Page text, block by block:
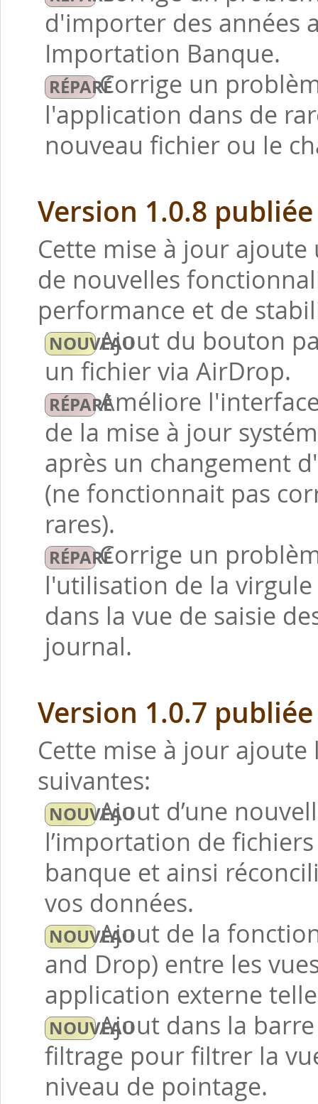
d'importer des années
Importation Banque.
Corrige un
l'application dans de
nouveau fichier ou le
Version 1.0.8
Cette mise à jour
de nouvelles
performance et de
Ajout du bouton
un fichier via AirDrop.
Améliore
de la mise à jour
après un changement
(ne fonctionnait pas
rares).
Corrige un
l'utilisation de la
dans la vue de saisie
journal.
Version 1.0.7
Cette mise à jour
suivantes:
Ajout d’une
l’importation de
banque et ainsi
vos données.
Ajout de la
and Drop) entre les
application externe
Ajout dans la
filtrage pour filtrer la
niveau de pointage.